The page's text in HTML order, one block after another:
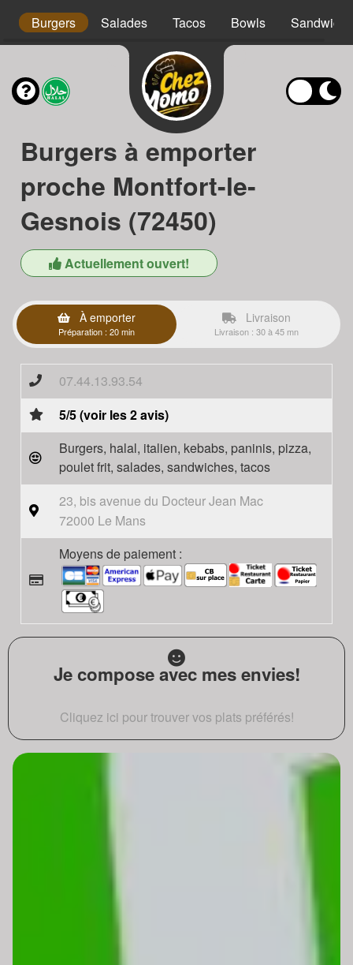
Burgers Salades Tacos Bowls Sandwichs
Burgers à emporter
proche Montfort-le-
Gesnois (72450)
Actuellement ouvert!
À emporter
Préparation : 20 min
Livraison
Livraison : 30 à 45 mn
07.44.13.93.54
5/5 (voir les 2 avis)
Burgers, halal, italien, kebabs, paninis, pizza,
poulet frit, salades, sandwiches, tacos
23, bis avenue du Docteur Jean Mac
72000 Le Mans
Moyens de paiement :
Je compose avec mes envies!
Cliquez ici pour trouver vos plats préférés!